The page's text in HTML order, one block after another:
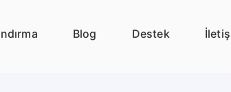
Blog Destek